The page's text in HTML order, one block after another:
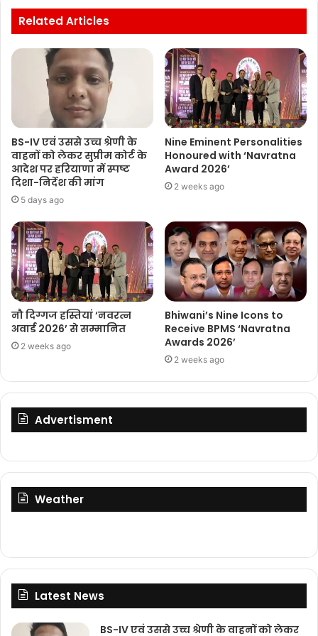
Related Articles
BS-IV एवं उससे उच्च श्रेणी के
वाहनों को लेकर सुप्रीम कोर्ट के
आदेश पर हरियाणा में स्पष्ट
दिशा-निर्देश की मांग
5 days ago
Nine Eminent Personalities
Honoured with ‘Navratna
Award 2026’
2 weeks ago
नौ दिग्गज हस्तियां ‘नवरत्न
अवार्ड 2026’ से सम्मानित
2 weeks ago
Bhiwani’s Nine Icons to
Receive BPMS ‘Navratna
Awards 2026’
2 weeks ago
Advertisment
Weather
Latest News
BS-IV एवं उससे उच्च श्रेणी के वाहनों को लेकर